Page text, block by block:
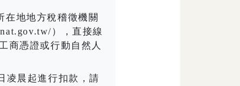
地地方稅稽徵機關
），直接線
工商憑證或行動自然人
凌晨起進行扣款，請